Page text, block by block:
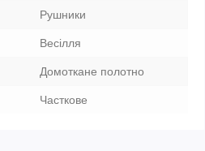
Рушники
Весілля
Домоткане полотно
Часткове